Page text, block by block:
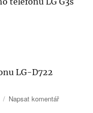
LG-D722
Napsat komentářpro